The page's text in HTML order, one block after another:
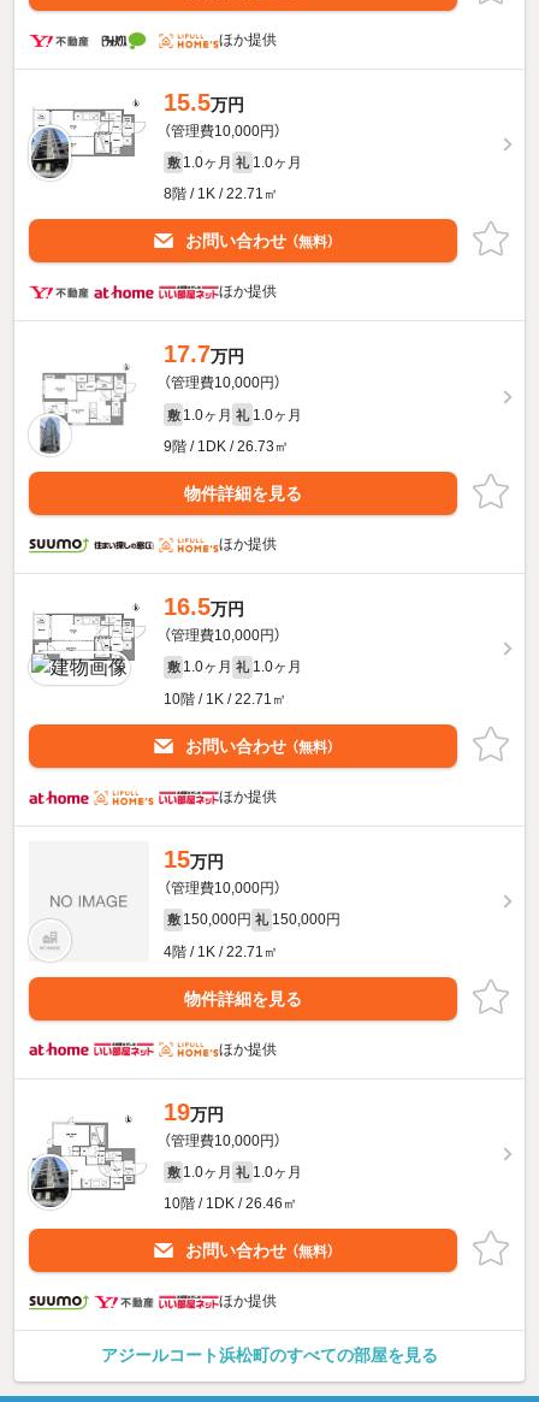
ほか提供
15.5万円
（管理費10,000円）
敷 1.0ヶ月 礼 1.0ヶ月
8階 / 1K / 22.71㎡
お問い合わせ （無料）
ほか提供
17.7万円
（管理費10,000円）
敷 1.0ヶ月 礼 1.0ヶ月
9階 / 1DK / 26.73㎡
物件詳細を見る
ほか提供
16.5万円
（管理費10,000円）
敷 1.0ヶ月 礼 1.0ヶ月
10階 / 1K / 22.71㎡
お問い合わせ （無料）
ほか提供
15万円
（管理費10,000円）
敷 150,000円 礼 150,000円
4階 / 1K / 22.71㎡
物件詳細を見る
ほか提供
19万円
（管理費10,000円）
敷 1.0ヶ月 礼 1.0ヶ月
10階 / 1DK / 26.46㎡
お問い合わせ （無料）
ほか提供
アジールコート浜松町のすべての部屋を見る